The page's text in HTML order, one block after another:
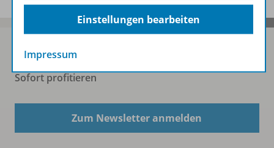
Sofort profitieren
Zum Newsletter anmelden
Einstellungen bearbeiten
Impressum